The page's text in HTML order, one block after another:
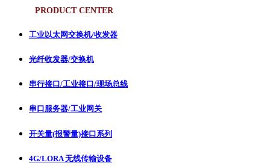
PRODUCT CENTER
工业以太网交换机/收发器
光纤收发器/交换机
串行接口/工业接口/现场总线
串口服务器/工业网关
开关量(报警量)接口系列
4G/LORA 无线传输设备